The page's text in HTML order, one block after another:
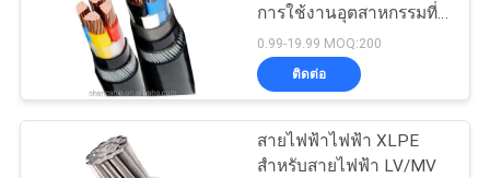
แสดง
การใช้งานอุตสาหกรรมที่
หลากหลาย
0.99-19.99 MOQ:200
ติดต่อ
สายไฟฟ้าไฟฟ้า XLPE
สําหรับสายไฟฟ้า LV/MV